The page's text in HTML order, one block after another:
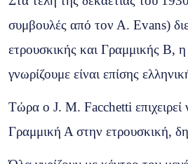
συμβουλές από τον Α. Evans)
ετρουσκικής και Γραμμικής Β,
γνωρίζουμε είναι επίσης
Τώρα ο J. M. Facchetti επιχειρεί
Γραμμική Α στην ετρουσκική,